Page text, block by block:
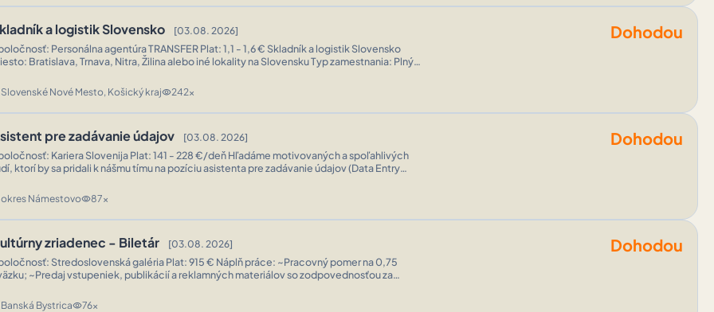
a logistik Slovensko [03.08. 2026] Dohodou
Personálna agentúra TRANSFER Plat: 1,1 - 1,6 € Skladník a logistik Slovensko
Bratislava, Trnava, Nitra, Žilina alebo iné lokality na Slovensku Typ zamestnania: Plný
a motivovaných skladníkov a logistov...
Slovenské Nové Mesto, Košický krajvisibility242x
pre zadávanie údajov [03.08. 2026] Dohodou
Kariera Slovenija Plat: 141 - 228 €/deň Hľadáme motivovaných a spoľahlivých
ktorí by sa pridali k nášmu tímu na pozíciu asistenta pre zadávanie údajov (Data Entry
z pohodlia domova. Pracovný čas je plne flexibiln...
okres Námestovovisibility87x
zriadenec - Biletár [03.08. 2026] Dohodou
Stredoslovenská galéria Plat: 915 € Náplň práce: ~Pracovný pomer na 0,75
~Predaj vstupeniek, publikácií a reklamných materiálov so zodpovednosťou za
~Udržiavanie poriadku na pracovisku; ~Dozor a ochrana...
Banská Bystricavisibility76x